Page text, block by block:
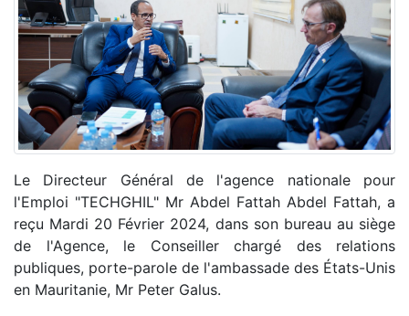
Le Directeur Général de l'agence nationale pour
l'Emploi "TECHGHIL" Mr Abdel Fattah Abdel Fattah, a
reçu Mardi 20 Février 2024, dans son bureau au siège
de l'Agence, le Conseiller chargé des relations
publiques, porte-parole de l'ambassade des États-Unis
en Mauritanie, Mr Peter Galus.